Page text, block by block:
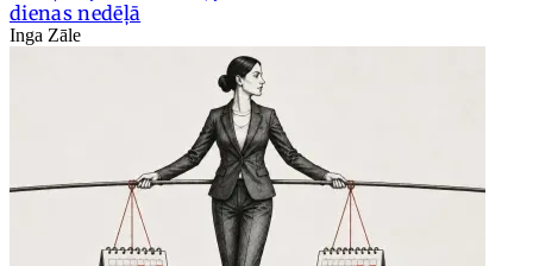
dienas nedēļā
Inga Zāle